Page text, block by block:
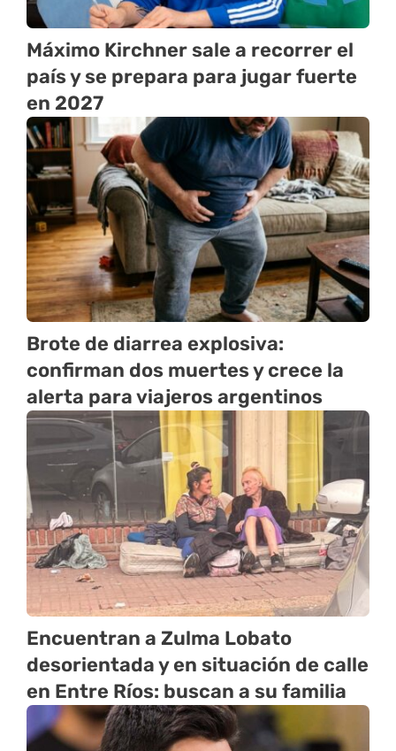
Máximo Kirchner sale a recorrer el
país y se prepara para jugar fuerte
en 2027
Brote de diarrea explosiva:
confirman dos muertes y crece la
alerta para viajeros argentinos
Encuentran a Zulma Lobato
desorientada y en situación de calle
en Entre Ríos: buscan a su familia